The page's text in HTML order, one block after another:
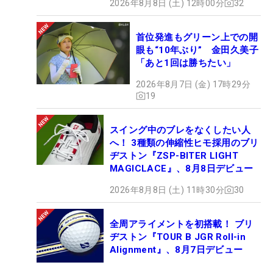
2026年8月8日 (土) 12時00分 32
首位発進もグリーン上での開
眼も“10年ぶり” 金田久美子
「あと1回は勝ちたい」
2026年8月7日 (金) 17時29分
19
スイング中のブレをなくしたい人
へ！ 3種類の伸縮性ヒモ採用のブリ
ヂストン『ZSP-BITER LIGHT
MAGICLACE』、8月8日デビュー
2026年8月8日 (土) 11時30分 30
全周アライメントを初搭載！ ブリ
ヂストン『TOUR B JGR Roll-in
Alignment』、8月7日デビュー